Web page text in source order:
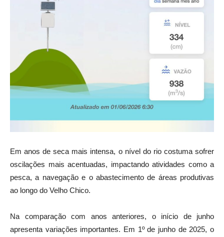
Em anos de seca mais intensa, o nível do rio costuma sofrer
oscilações mais acentuadas, impactando atividades como a
pesca, a navegação e o abastecimento de áreas produtivas
ao longo do Velho Chico.
Na comparação com anos anteriores, o início de junho
apresenta variações importantes. Em 1º de junho de 2025, o